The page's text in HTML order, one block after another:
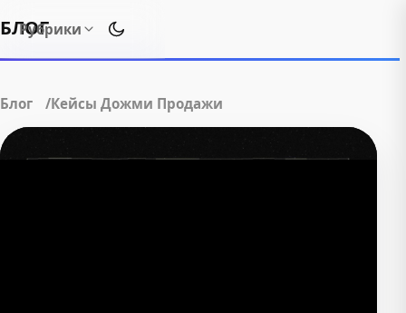
БЛОГ
Рубрики Переключить тему оформления
Блог Кейсы Дожми Продажи